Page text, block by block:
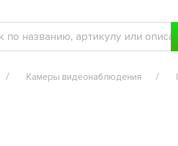
Камеры видеонаблюдения